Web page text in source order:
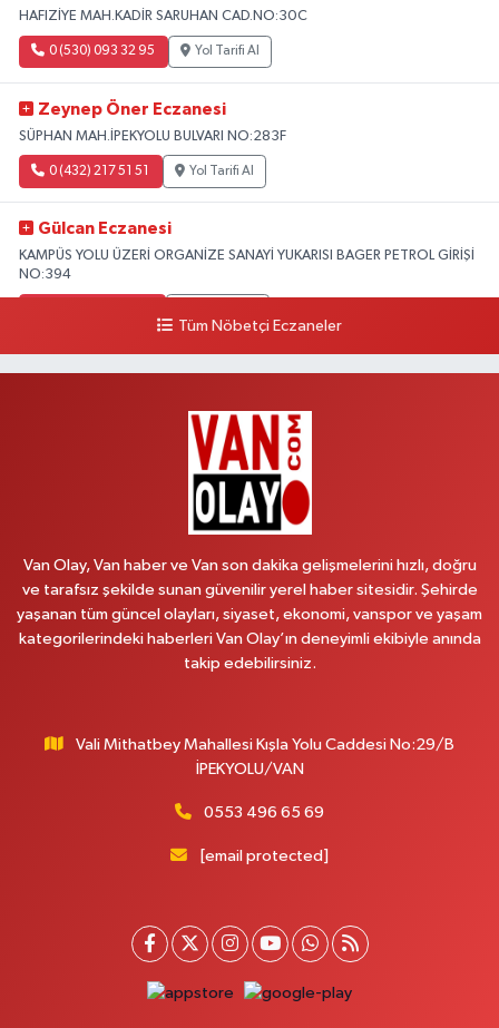
HAFIZİYE MAH.KADİR SARUHAN CAD.NO:30C
0 (530) 093 32 95 Yol Tarifi Al
Zeynep Öner Eczanesi
SÜPHAN MAH.İPEKYOLU BULVARI NO:283F
0 (432) 217 51 51 Yol Tarifi Al
Gülcan Eczanesi
KAMPÜS YOLU ÜZERİ ORGANİZE SANAYİ YUKARISI BAGER PETROL GİRİŞİ
NO:394
HEKİM HASTANESİ ACİL KARŞISI
Yol Tarifi Al
MAHMUDİYE MAH.ATATÜRK CAD.NO:17B
0 (531) 621 69 65 Yol Tarifi Al
Onay Eczanesi
Yenı Derman Eczanesi
Akdamar Hastanesi Acil yanı. İpekyolu. Hatuniye mahallesi terzioğlu, Eski
Yol Tarifi Al
Hayat Eczanesi
Kışla Mah.Çınarlı Cad.1038 Sk.No:93 3-4
0 (432) 354 37 36 Yol Tarifi Al
Tüm Nöbetçi Eczaneler
Van Olay, Van haber ve Van son dakika gelişmelerini hızlı, doğru
ve tarafsız şekilde sunan güvenilir yerel haber sitesidir. Şehirde
yaşanan tüm güncel olayları, siyaset, ekonomi, vanspor ve yaşam
kategorilerindeki haberleri Van Olay’ın deneyimli ekibiyle anında
takip edebilirsiniz.
Vali Mithatbey Mahallesi Kışla Yolu Caddesi No:29/B
İPEKYOLU/VAN
0553 496 65 69
[email protected]